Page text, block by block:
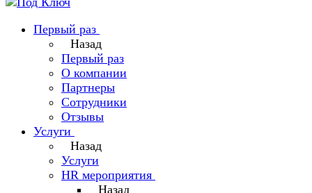
Первый раз
Назад
Первый раз
О компании
Партнеры
Сотрудники
Отзывы
Услуги
Назад
Услуги
HR мероприятия
Назад